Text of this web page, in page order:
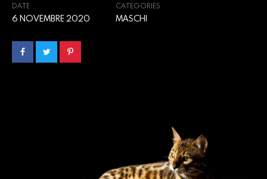
DATE
6 NOVEMBRE 2020
CATEGORIES
MASCHI